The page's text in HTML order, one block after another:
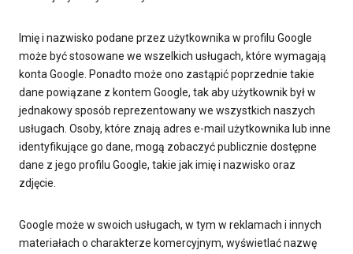
Imię i nazwisko podane przez użytkownika w profilu Google
może być stosowane we wszelkich usługach, które wymagają
konta Google. Ponadto może ono zastąpić poprzednie takie
dane powiązane z kontem Google, tak aby użytkownik był w
jednakowy sposób reprezentowany we wszystkich naszych
usługach. Osoby, które znają adres e-mail użytkownika lub inne
identyfikujące go dane, mogą zobaczyć publicznie dostępne
dane z jego profilu Google, takie jak imię i nazwisko oraz
zdjęcie.
Google może w swoich usługach, w tym w reklamach i innych
materiałach o charakterze komercyjnym, wyświetlać nazwę